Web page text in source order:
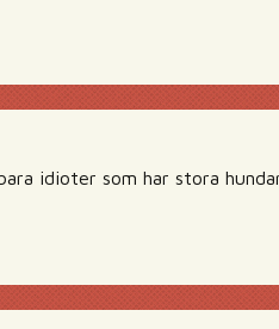
idioter som har stora